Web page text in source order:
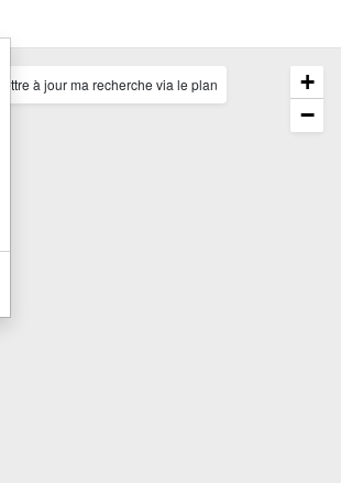
+
−
Mettre à jour ma recherche via le plan